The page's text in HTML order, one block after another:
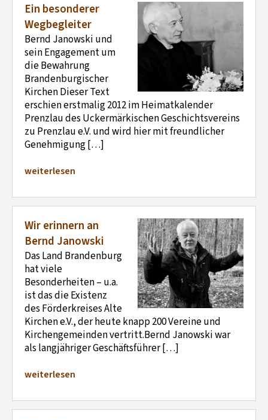
Ein besonderer
Wegbegleiter
Bernd Janowski und
sein Engagement um
die Bewahrung
Brandenburgischer
Kirchen Dieser Text
erschien erstmalig 2012 im Heimatkalender
Prenzlau des Uckermärkischen Geschichtsvereins
zu Prenzlau e.V. und wird hier mit freundlicher
Genehmigung […]
weiterlesen
Wir erinnern an
Bernd Janowski
Das Land Brandenburg
hat viele
Besonderheiten – u.a.
ist das die Existenz
des Förderkreises Alte
Kirchen e.V., der heute knapp 200 Vereine und
Kirchengemeinden vertritt.Bernd Janowski war
als langjähriger Geschäftsführer […]
weiterlesen